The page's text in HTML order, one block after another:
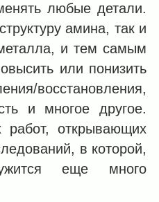
любые детали.
амина, так и
и тем самым
или понизить
восстановления,
и многое другое.
открывающих
в которой,
еще много